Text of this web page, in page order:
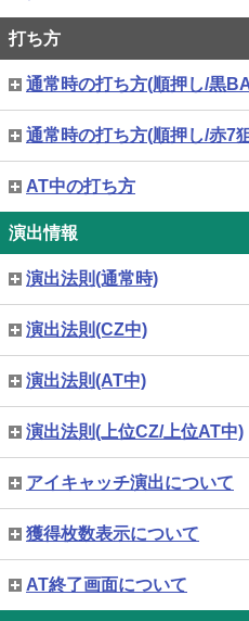
打ち方
通常時の打ち方(順押し/黒
通常時の打ち方(順押し/赤7
AT中の打ち方
演出情報
演出法則(通常時)
演出法則(CZ中)
演出法則(AT中)
演出法則(上位CZ/上位AT中)
アイキャッチ演出について
獲得枚数表示について
AT終了画面について